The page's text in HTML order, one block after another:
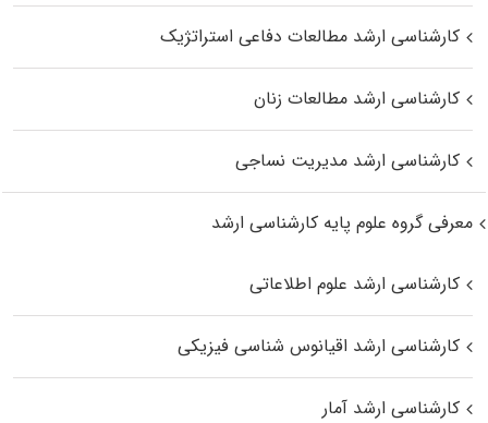
کارشناسی ارشد مطالعات دفاعی استراتژیک
کارشناسی ارشد مطالعات زنان
کارشناسی ارشد مدیریت نساجی
معرفی گروه علوم پایه کارشناسی ارشد
کارشناسی ارشد علوم اطلاعاتی
کارشناسی ارشد اقیانوس‌ شناسی فیزیکی
کارشناسی ارشد آمار